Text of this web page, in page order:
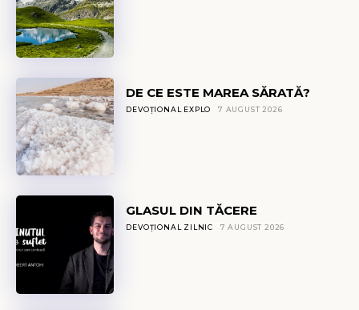
DE CE ESTE MAREA SĂRATĂ?
DEVOȚIONAL EXPLO 7 AUGUST 2026
GLASUL DIN TĂCERE
DEVOȚIONAL ZILNIC 7 AUGUST 2026